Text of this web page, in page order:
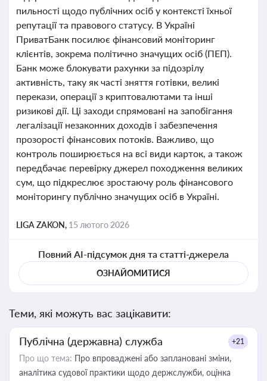
пильності щодо публічних осіб у контексті їхньої
репутації та правового статусу. В Україні
ПриватБанк посилює фінансовий моніторинг
клієнтів, зокрема політично значущих осіб (ПЕП).
Банк може блокувати рахунки за підозрілу
активність, таку як часті зняття готівки, великі
перекази, операції з криптовалютами та інші
ризикові дії. Ці заходи спрямовані на запобігання
легалізації незаконних доходів і забезпечення
прозорості фінансових потоків. Важливо, що
контроль поширюється на всі види карток, а також
передбачає перевірку джерел походження великих
сум, що підкреслює зростаючу роль фінансового
моніторингу публічно значущих осіб в Україні.
LIGA ZAKON, 15 лютого 2026
Повний AI-підсумок дня та статті-джерела
ОЗНАЙОМИТИСЯ
Теми, які можуть вас зацікавити:
Публічна (державна) служба +21
Про що тема: Про впроваджені або заплановані зміни,
аналітика судової практики щодо держслужби, оцінка